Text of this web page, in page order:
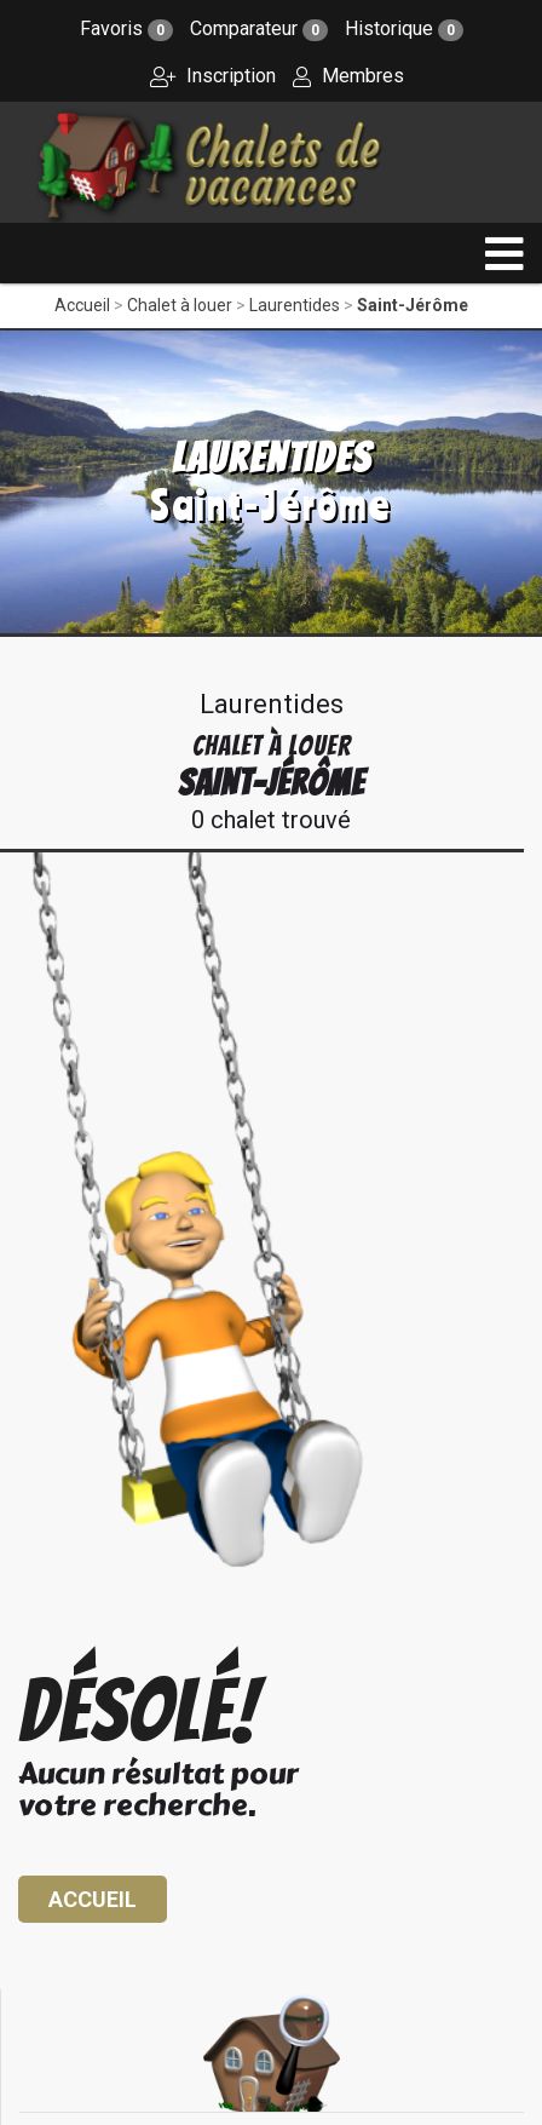
Favoris 0 Comparateur 0 Historique 0
Inscription Membres
Accueil Chalet à louer Laurentides Saint-Jérôme
Laurentides
Saint-Jérôme
Laurentides
CHALET À LOUER
SAINT-JÉRÔME
0 chalet trouvé
Désolé!
Aucun résultat pour
votre recherche.
ACCUEIL